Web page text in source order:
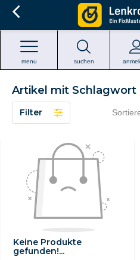
suchen
menu
Artikel mit
Filter
Keine Produkte
gefunden!...